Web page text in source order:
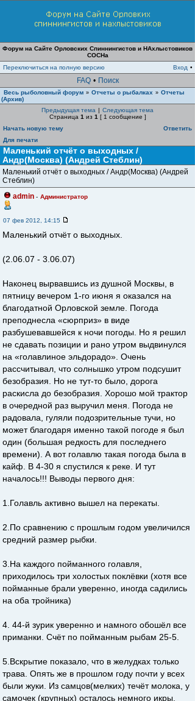
Форум на Сайте Орловских Спиннингистов и НАхлыстовиков
СОСНа
Переключиться на полную версию
Вход •
FAQ • Поиск
Весь рыболовный форум » Отчеты о рыбалках » Отчеты
(Архив)
Предыдущая тема | Следующая тема
Страница 1 из 1 [ 1 сообщение ]
Начать новую тему
Ответить
Для печати
Маленький отчёт о выходных /
Андр(Москва) (Андрей Стеблин)
Маленький отчёт о выходных / Андр(Москва) (Андрей
Стеблин)
admin - Администратор
07 фев 2012, 14:15
Маленький отчёт о выходных.
(2.06.07 - 3.06.07)
Наконец вырвавшись из душной Москвы, в
пятницу вечером 1-го июня я оказался на
благодатной Орловской земле. Погода
преподнесла «сюрприз» в виде
разбушевавшейся к ночи погоды. Но я решил
не сдавать позиции и рано утром выдвинулся
на «голавлиное эльдорадо». Очень
рассчитывал, что солнышко утром подсушит
безобразия. Но не тут-то было, дорога
раскисла до безобразия. Хорошо мой трактор
в очередной раз выручил меня. Погода не
радовала, гуляли подозрительные тучи, но
может благодаря именно такой погоде я был
один (большая редкость для последнего
времени). А вот голавлю такая погода была в
кайф. В 4-30 я спустился к реке. И тут
началось!!! Выводы первого дня:
1.Голавль активно вышел на перекаты.
2.По сравнению с прошлым годом увеличился
средний размер рыбки.
3.На каждого пойманного голавля,
приходилось три холостых поклёвки (хотя все
пойманные брали уверенно, иногда садились
на оба тройника)
4. 44-й зурик уверенно и намного обошёл все
приманки. Счёт по пойманным рыбам 25-5.
5.Вскрытие показало, что в желудках только
трава. Опять же в прошлом году почти у всех
были жуки. Из самцов(мелких) течёт молока, у
самочек (крупных) осталось немного икры.